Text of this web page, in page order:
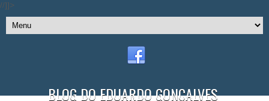
//]]>
BLOG DO EDUARDO GONÇALVES